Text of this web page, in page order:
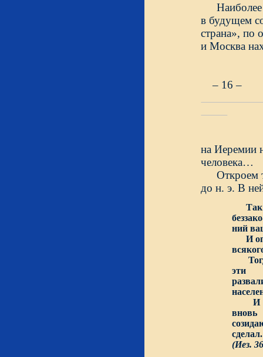
в будущем
страна», по
и Москва
– 16 –
на Иеремии
Откроем
до н. э. В
ний
И
эти
И
вновь
сделал.
(Иез.